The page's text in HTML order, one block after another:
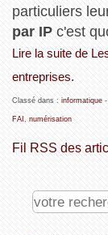
particuliers
par IPc'est
Lire la suite de
entreprises.
Classé dans : informatique-
FAI numérisation
Fil RSS des